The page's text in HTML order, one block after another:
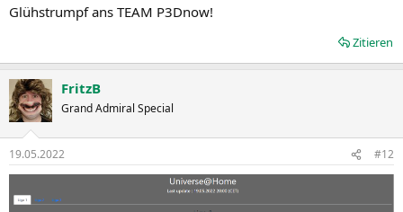
Glühstrumpf ans TEAM P3Dnow!
Zitieren
FritzB
Grand Admiral Special
19.05.2022 #12